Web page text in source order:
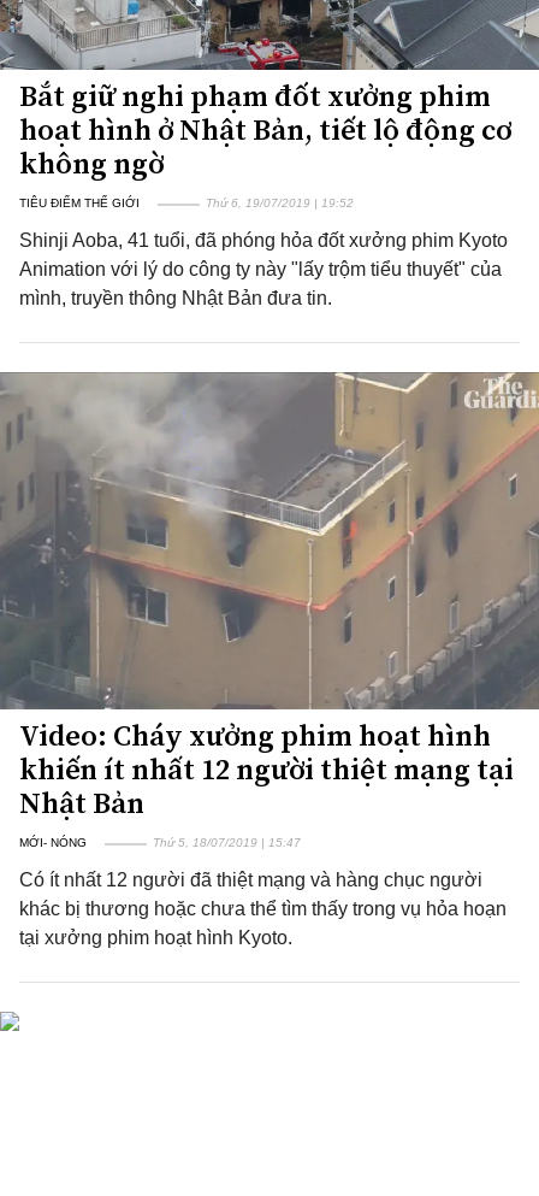
Bắt giữ nghi phạm đốt xưởng phim
hoạt hình ở Nhật Bản, tiết lộ động cơ
không ngờ
TIÊU ĐIỂM THẾ GIỚI Thứ 6, 19/07/2019 | 19:52
Shinji Aoba, 41 tuổi, đã phóng hỏa đốt xưởng phim Kyoto
Animation với lý do công ty này "lấy trộm tiểu thuyết" của
mình, truyền thông Nhật Bản đưa tin.
Video: Cháy xưởng phim hoạt hình
khiến ít nhất 12 người thiệt mạng tại
Nhật Bản
MỚI- NÓNG Thứ 5, 18/07/2019 | 15:47
Có ít nhất 12 người đã thiệt mạng và hàng chục người
khác bị thương hoặc chưa thể tìm thấy trong vụ hỏa hoạn
tại xưởng phim hoạt hình Kyoto.